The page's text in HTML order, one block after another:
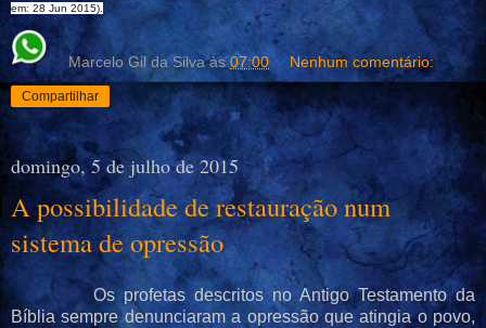
em: 28 Jun 2015).
Marcelo Gil da Silva às07:00 Nenhum comentário:
Compartilhar
domingo, 5 de julho de 2015
A possibilidade de restauração num
sistema de opressão
Os profetas descritos no Antigo Testamento da
Bíblia sempre denunciaram a opressão que atingia o povo,